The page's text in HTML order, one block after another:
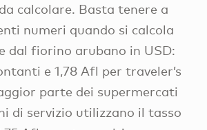
calcolare. Basta tenere a
numeri quando si calcola
dal fiorino arubano in USD:
e 1,78 Afl per traveler’s
parte dei supermercati
di servizio utilizzano il tasso